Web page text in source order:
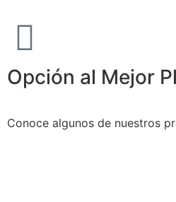
Opción al Mejor
Conoce algunos de nuestros